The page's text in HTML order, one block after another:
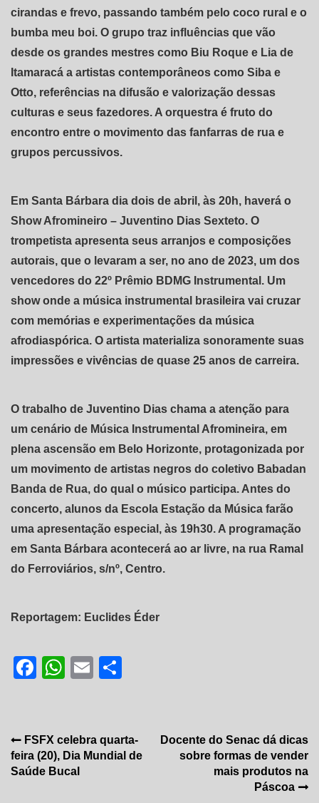
cirandas e frevo, passando também pelo coco rural e o
bumba meu boi. O grupo traz influências que vão
desde os grandes mestres como Biu Roque e Lia de
Itamaracá a artistas contemporâneos como Siba e
Otto, referências na difusão e valorização dessas
culturas e seus fazedores. A orquestra é fruto do
encontro entre o movimento das fanfarras de rua e
grupos percussivos.
Em Santa Bárbara dia dois de abril, às 20h, haverá o
Show Afromineiro – Juventino Dias Sexteto. O
trompetista apresenta seus arranjos e composições
autorais, que o levaram a ser, no ano de 2023, um dos
vencedores do 22º Prêmio BDMG Instrumental. Um
show onde a música instrumental brasileira vai cruzar
com memórias e experimentações da música
afrodiaspórica. O artista materializa sonoramente suas
impressões e vivências de quase 25 anos de carreira.
O trabalho de Juventino Dias chama a atenção para
um cenário de Música Instrumental Afromineira, em
plena ascensão em Belo Horizonte, protagonizada por
um movimento de artistas negros do coletivo Babadan
Banda de Rua, do qual o músico participa. Antes do
concerto, alunos da Escola Estação da Música farão
uma apresentação especial, às 19h30. A programação
em Santa Bárbara acontecerá ao ar livre, na rua Ramal
do Ferroviários, s/nº, Centro.
Reportagem: Euclides Éder
Facebook
WhatsApp
Email
Navegação
de
FSFX celebra quarta-
feira (20), Dia Mundial de
Saúde Bucal
Docente do Senac dá dicas
sobre formas de vender
mais produtos na
Páscoa